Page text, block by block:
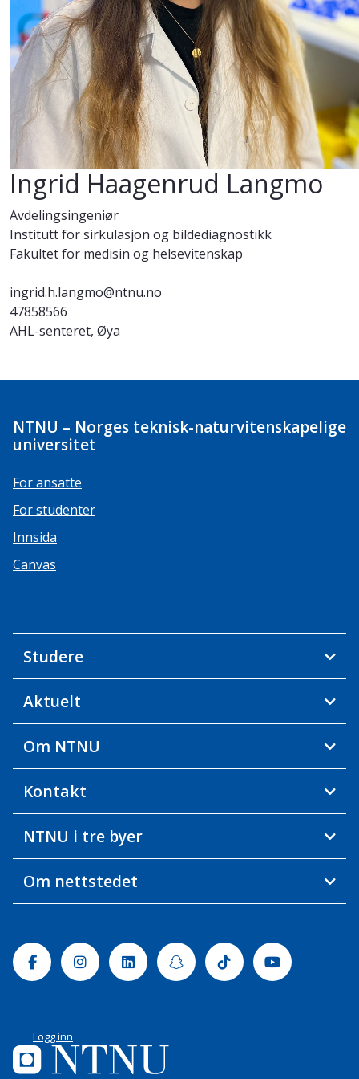
Ingrid Haagenrud Langmo
Avdelingsingeniør
Institutt for sirkulasjon og bildediagnostikk
Fakultet for medisin og helsevitenskap
ingrid.h.langmo@ntnu.no
47858566
AHL-senteret, Øya
NTNU – Norges teknisk-naturvitenskapelige
universitet
For ansatte
For studenter
Innsida
Canvas
Studere
Aktuelt
Om NTNU
Kontakt
NTNU i tre byer
Om nettstedet
FacebookInstagramLinkedinSnapchatTiktok Youtube
Logg inn